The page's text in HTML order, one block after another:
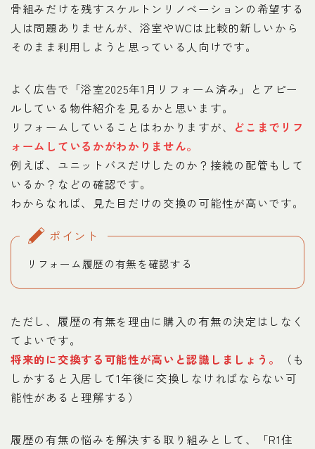
骨組みだけを残すスケルトンリノベーションの希望する
人は問題ありませんが、浴室やWCは比較的新しいから
そのまま利用しようと思っている人向けです。
よく広告で「浴室2025年1月リフォーム済み」とアピー
ルしている物件紹介を見るかと思います。
リフォームしていることはわかりますが、
どこまでリフ
ォームしているかがわかりません。
例えば、ユニットバスだけしたのか？接続の配管もして
いるか？などの確認です。
わからなれば、見た目だけの交換の可能性が高いです。
ポイント
リフォーム履歴の有無を確認する
ただし、履歴の有無を理由に購入の有無の決定はしなく
てよいです。
将来的に交換する可能性が高いと認識しましょう。
（も
しかすると入居して1年後に交換しなければならない可
能性があると理解する）
履歴の有無の悩みを解決する取り組みとして、「R1住